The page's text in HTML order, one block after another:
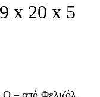
x 20 x 5
– από Φελιζόλ.